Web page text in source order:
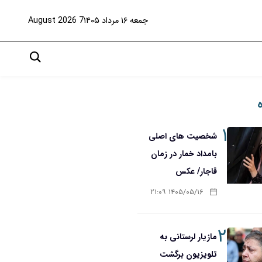
جمعه ۱۶ مرداد ۱۴۰۵ 7 August 2026
۱ شخصیت های اصلی
بامداد خمار در زمان
قاجار/ عکس
۱۴۰۵/۰۵/۱۶ ۲۱:۰۹
۲مازیار لرستانی به
تلویزیون برگشت